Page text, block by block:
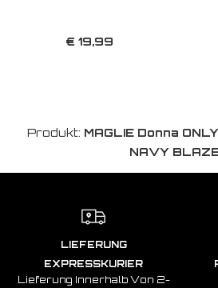
€ 19,99
Produkt: MAGLIE Donna
NAVY
LIEFERUNG
EXPRESSKURIER
Lieferung Innerhalb Von 2-